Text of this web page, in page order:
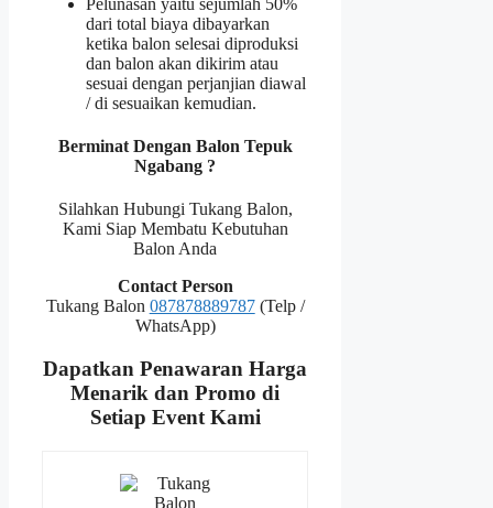
dari total biaya dibayarkan
ketika balon selesai diproduksi
dan balon akan dikirim atau
sesuai dengan perjanjian diawal
/ di sesuaikan kemudian.
Berminat Dengan Balon Tepuk
Ngabang ?
Silahkan Hubungi Tukang Balon,
Kami Siap Membatu Kebutuhan
Balon Anda
Contact Person
Tukang Balon 087878889787(Telp /
WhatsApp)
Dapatkan Penawaran Harga
Menarik dan Promo di
Setiap Event Kami